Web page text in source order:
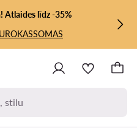
Atlaides līdz -35%
ROKASSOMAS
stilu